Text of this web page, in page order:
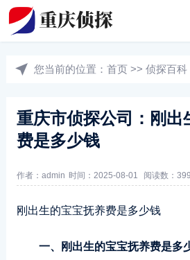
您当前的位置： 首页 >> 侦探百科
重庆市侦探公司：刚出
费是多少钱
作者：admin 时间：2025-08-01 阅读数：
刚出生的宝宝抚养费是多少钱
一、刚出生的宝宝抚养费是多